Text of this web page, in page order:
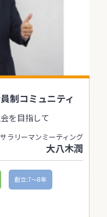
制コミュニティ
を目指して
ラリーマンミーティング
大八木潤
創立:7〜8年